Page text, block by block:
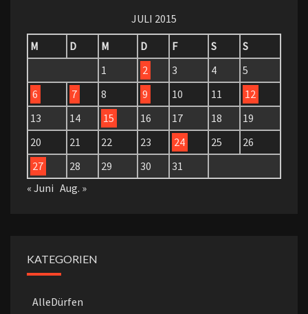
JULI 2015
M
D M D F S
S
1
2 3 4
5
6
7 8 9 10 11
12
13
14 15 16 17 18
19
20
21 22 23 24 25
26
27
28 29 30
31
« Juni Aug. »
KATEGORIEN
AlleDürfen